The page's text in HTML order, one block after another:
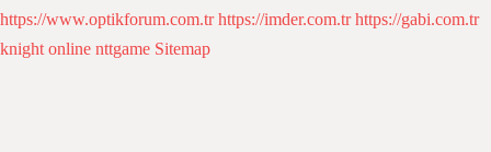
https://www.optikforum.com.tr https://imder.com.tr https://gabi.com.tr
knight online nttgame Sitemap